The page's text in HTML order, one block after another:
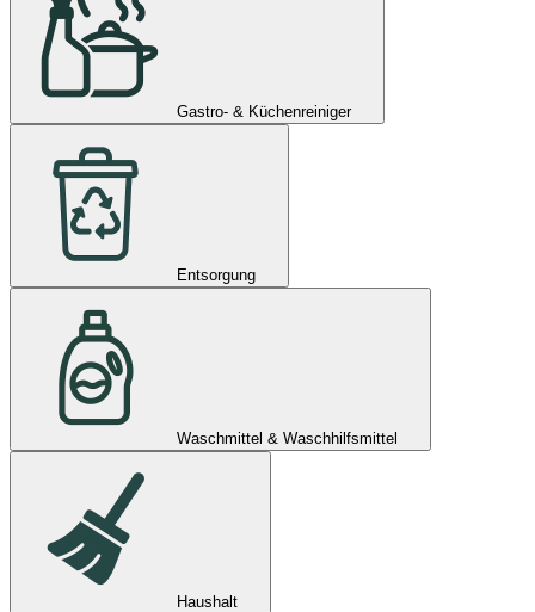
Gastro- & Küchenreiniger
Entsorgung
Waschmittel & Waschhilfsmittel
Haushalt